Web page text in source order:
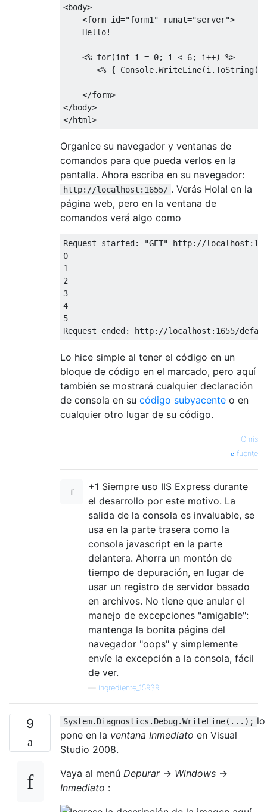
<body>
<form id="form1" runat="server">
    Hello!
<% for(int i = 0; i < 6; i++)
%>
<% { Console.WriteLine(i .ToString
</form>
</body>
</html>
Organice su navegador y ventanas de
comandos para que pueda verlos en la
pantalla. Ahora escriba en su navegador:
http://localhost:1655/ . Verás Hola! en la
página web, pero en la ventana de
comandos verá algo como
Request started: "GET" http: //
0
1
2
3
4
5
Request ended: http: //localhost:1655/
Lo hice simple al tener el código en un
bloque de código en el marcado, pero aquí
también se mostrará cualquier declaración
de consola en su código subyacente o en
cualquier otro lugar de su código.
— Chris
fuente
+1 Siempre uso IIS Express durante
el desarrollo por este motivo. La
salida de la consola es invaluable, se
usa en la parte trasera como la
consola javascript en la parte
delantera. Ahorra un montón de
tiempo de depuración, en lugar de
usar un registro de servidor basado
en archivos. No tiene que anular el
manejo de excepciones "amigable":
mantenga la bonita página del
navegador "oops" y simplemente
envíe la excepción a la consola, fácil
de ver.
ingrediente_15939
9 System.Diagnostics.Debug.WriteLine(...); lo
pone en la ventana Inmediato en Visual
Studio 2008.
Vaya al menú Depurar-> Windows ->
Inmediato :